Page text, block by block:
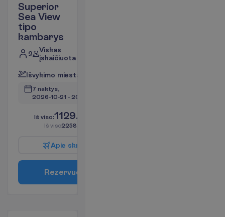
Superior
Sea View
tipo
kambarys
2
Viskas
įskaičiuota
Išvykimo miesta
7 naktys,
2026-10-21 - 2026-10-28
Iš viso:1129.00
Iš viso2258.00
Apie skr
Rezervuo